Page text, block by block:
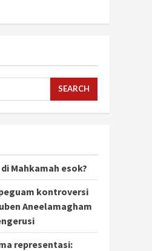
SEARCH
Mahkamah esok?
kontroversi
Aneelamagham
representasi: